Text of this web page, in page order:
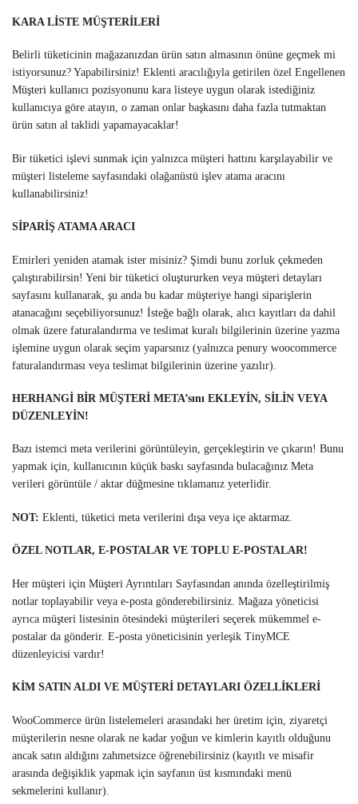
KARA LİSTE MÜŞTERİLERİ
Belirli tüketicinin mağazanızdan ürün satın almasının önüne geçmek mi
istiyorsunuz? Yapabilirsiniz! Eklenti aracılığıyla getirilen özel Engellenen
Müşteri kullanıcı pozisyonunu kara listeye uygun olarak istediğiniz
kullanıcıya göre atayın, o zaman onlar başkasını daha fazla tutmaktan
ürün satın al taklidi yapamayacaklar!
Bir tüketici işlevi sunmak için yalnızca müşteri hattını karşılayabilir ve
müşteri listeleme sayfasındaki olağanüstü işlev atama aracını
kullanabilirsiniz!
SİPARİŞ ATAMA ARACI
Emirleri yeniden atamak ister misiniz? Şimdi bunu zorluk çekmeden
çalıştırabilirsin! Yeni bir tüketici oluştururken veya müşteri detayları
sayfasını kullanarak, şu anda bu kadar müşteriye hangi siparişlerin
atanacağını seçebiliyorsunuz! İsteğe bağlı olarak, alıcı kayıtları da dahil
olmak üzere faturalandırma ve teslimat kuralı bilgilerinin üzerine yazma
işlemine uygun olarak seçim yaparsınız (yalnızca penury woocommerce
faturalandırması veya teslimat bilgilerinin üzerine yazılır).
HERHANGİ BİR MÜŞTERİ META’sını EKLEYİN, SİLİN VEYA
DÜZENLEYİN!
Bazı istemci meta verilerini görüntüleyin, gerçekleştirin ve çıkarın! Bunu
yapmak için, kullanıcının küçük baskı sayfasında bulacağınız Meta
verileri görüntüle / aktar düğmesine tıklamanız yeterlidir.
NOT: Eklenti, tüketici meta verilerini dışa veya içe aktarmaz.
ÖZEL NOTLAR, E-POSTALAR VE TOPLU E-POSTALAR!
Her müşteri için Müşteri Ayrıntıları Sayfasından anında özelleştirilmiş
notlar toplayabilir veya e-posta gönderebilirsiniz. Mağaza yöneticisi
ayrıca müşteri listesinin ötesindeki müşterileri seçerek mükemmel e-
postalar da gönderir. E-posta yöneticisinin yerleşik TinyMCE
düzenleyicisi vardır!
KİM SATIN ALDI VE MÜŞTERİ DETAYLARI ÖZELLİKLERİ
WooCommerce ürün listelemeleri arasındaki her üretim için, ziyaretçi
müşterilerin nesne olarak ne kadar yoğun ve kimlerin kayıtlı olduğunu
ancak satın aldığını zahmetsizce öğrenebilirsiniz (kayıtlı ve misafir
arasında değişiklik yapmak için sayfanın üst kısmındaki menü
sekmelerini kullanır).